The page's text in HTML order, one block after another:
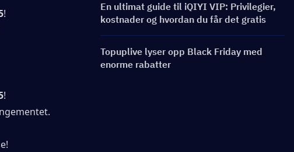
!
!
En ultimat guide til iQIYI VIP: Privilegier,
kostnader og hvordan du får det gratis
Topuplive lyser opp Black Friday med
enorme rabatter